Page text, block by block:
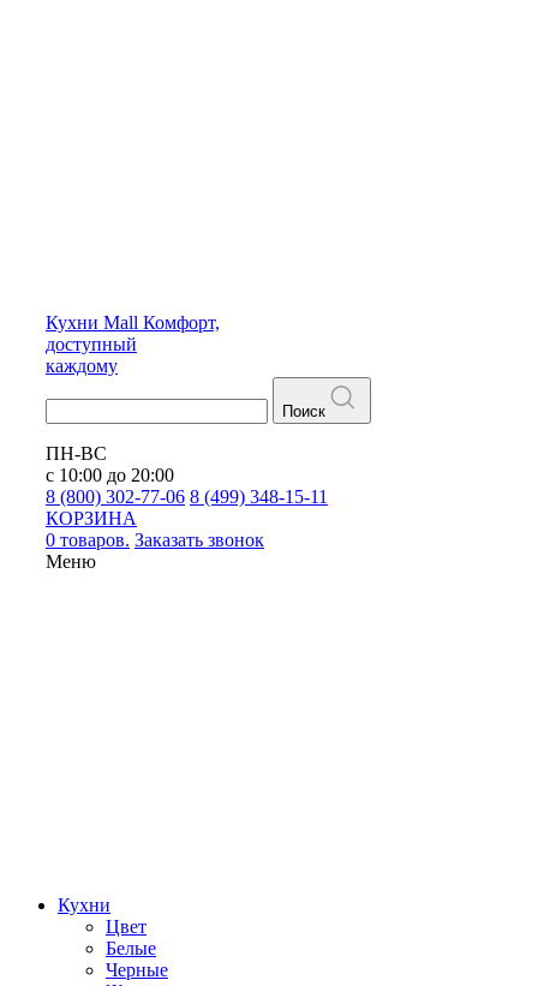
Кухни Mall Комфорт,
доступный
каждому
Поиск
ПН-ВС
с 10:00 до 20:00
8 (800) 302-77-06 8 (499) 348-15-11
КОРЗИНА
0 товаров. Заказать звонок
Меню
Кухни
Цвет
Белые
Черные